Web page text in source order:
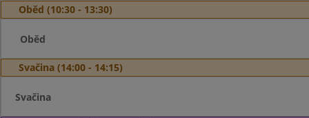
Oběd (10:30 - 13:30)
Oběd
Svačina (14:00 - 14:15)
Svačina